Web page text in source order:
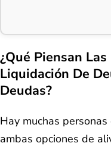
¿Qué Piensan
Liquidación De
Deudas?
Hay muchas
ambas opciones de